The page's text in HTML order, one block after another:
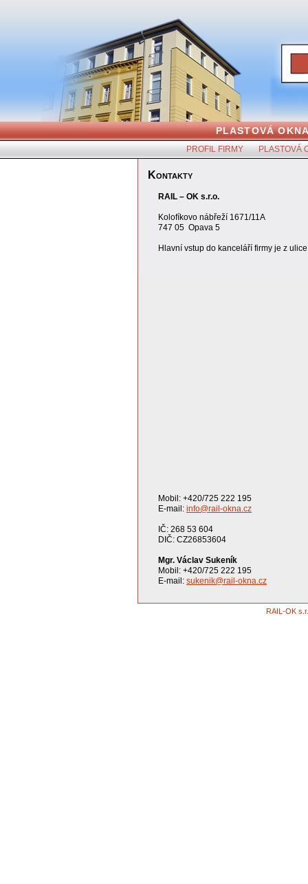
PLASTOVÁ
PROFIL FIRMY PLASTOVÁ
Kontakty
RAIL – OK s.r.o.
Kolofíkovo nábřeží 1671/11A
747 05 Opava 5
Hlavní vstup do kanceláří firmy je z
Mobil: +420/725 222 195
E-mail: info@rail-okna.cz
IČ: 268 53 604
DIČ: CZ26853604
Mgr. Václav Sukeník
Mobil: +420/725 222 195
E-mail: sukenik@rail-okna.cz
RAIL-OK